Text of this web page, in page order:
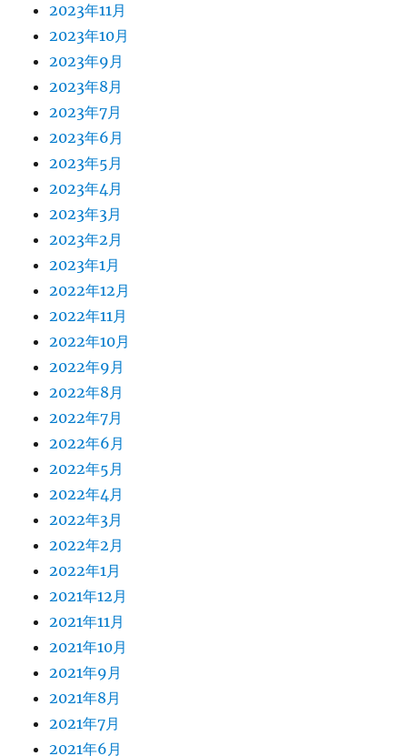
2023年11月
2023年10月
2023年9月
2023年8月
2023年7月
2023年6月
2023年5月
2023年4月
2023年3月
2023年2月
2023年1月
2022年12月
2022年11月
2022年10月
2022年9月
2022年8月
2022年7月
2022年6月
2022年5月
2022年4月
2022年3月
2022年2月
2022年1月
2021年12月
2021年11月
2021年10月
2021年9月
2021年8月
2021年7月
2021年6月